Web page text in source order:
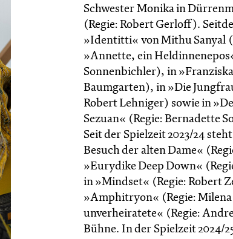
Schwester Monika in
(Regie: Robert Gerloff).​
»Identitti« von Mithu Sanyal
»Annette, ein
Sonnenbichler), in
Baumgarten), in »Die
Robert Lehniger) sowie in
Sezuan« (Regie: Bernadette
Seit der Spielzeit 2023/24
Besuch der alten Dame«
»Eurydike Deep Down«
in »Mindset« (Regie: Robert
»Amphitryon« (Regie:
unverheiratete« (Regie:
Bühne. In der Spielzeit 2024/